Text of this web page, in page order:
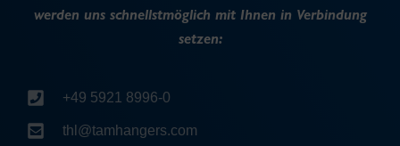
werden uns schnellstmöglich mit Ihnen in Verbindung
setzen:
+49 5921 8996-0
thl@tamhangers.com